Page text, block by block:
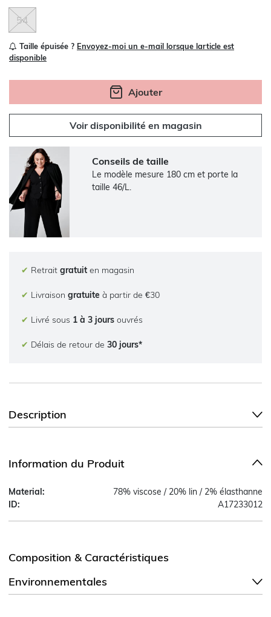
54
Taille épuisée ? Envoyez-moi un e-mail lorsque larticle est
disponible
Ajouter
Voir disponibilité en magasin
Conseils de taille
Le modèle mesure 180 cm et porte la
taille 46/L.
✔ Retrait gratuit en magasin
✔ Livraison gratuite à partir de €30
✔ Livré sous 1 à 3 jours ouvrés
✔ Délais de retour de 30 jours*
Description
Information du Produit
Material:
78% viscose / 20% lin / 2% élasthanne
ID:
A17233012
Composition & Caractéristiques
Environnementales